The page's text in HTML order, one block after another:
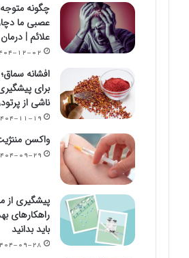
چگونه
عصبی ما
علائم | درمان
۱۴۰۴-۱۲-
افشانه
برای
ناشی از
۱۴۰۴-۱۱-
واکسن
۱۴۰۴-۰۹-
پیشگیری از
راهکارهای
باید بدانید
۱۴۰۴-۰۹-